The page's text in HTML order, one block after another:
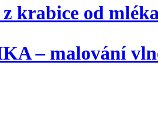
krabice od
– malování